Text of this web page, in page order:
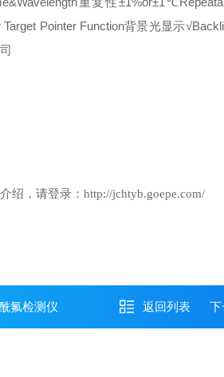
Target Pointer Function背景光显示√
绍，请登录：http://jchtyb.goepe.com/
氟检测仪 返回列表 下